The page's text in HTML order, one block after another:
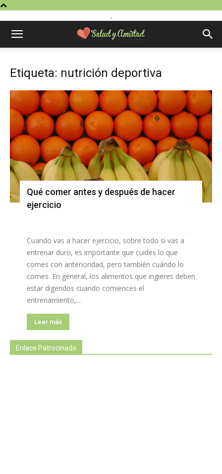
.
Etiqueta: nutrición deportiva
Qué comer antes y después de hacer
ejercicio
Cuando vas a hacer ejercicio, sobre todo si vas a
entrenar duro, es importante que cuides lo que
comes con anterioridad, pero también cuándo lo
comes. En general, los alimentos que ingieres deben
estar digeridos cuando comiences el
entrenamiento,...
Leer más
Enlace Patrocinado